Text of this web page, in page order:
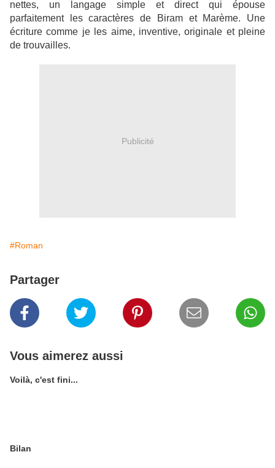
nettes, un langage simple et direct qui épouse
parfaitement les caractères de Biram et Marème. Une
écriture comme je les aime, inventive, originale et pleine
de trouvailles.
Publicité
#Roman
Partager
Vous aimerez aussi
Voilà, c'est fini...
Bilan